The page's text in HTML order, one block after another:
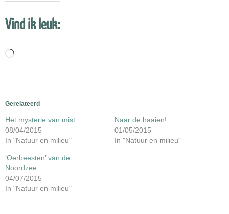
Vind ik leuk:
Aan
Gerelateerd
Het mysterie van mist
08/04/2015
In "Natuur en milieu"
Naar de haaien!
01/05/2015
In "Natuur en milieu"
‘Oerbeesten’ van de
Noordzee
04/07/2015
In "Natuur en milieu"